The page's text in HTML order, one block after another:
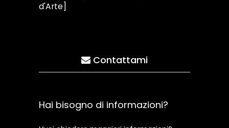
d'Arte]
Contattami
Hai bisogno di informazioni?